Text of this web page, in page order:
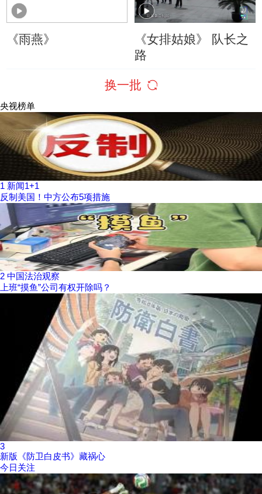
《雨燕》
《女排姑娘》 队长之
路
换一批
央视榜单
1 新闻1+1
反制美国！中方公布5项措施
2 中国法治观察
上班“摸鱼”公司有权开除吗？
3
新版《防卫白皮书》藏祸心
今日关注